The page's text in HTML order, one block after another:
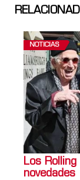
NOTICIAS
Los
novedades